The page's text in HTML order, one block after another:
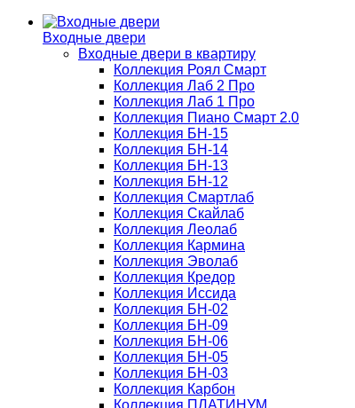
Входные двери
Входные двери в квартиру
Коллекция Роял Смарт
Коллекция Лаб 2 Про
Коллекция Лаб 1 Про
Коллекция Пиано Смарт 2.0
Коллекция БН-15
Коллекция БН-14
Коллекция БН-13
Коллекция БН-12
Коллекция Смартлаб
Коллекция Скайлаб
Коллекция Леолаб
Коллекция Кармина
Коллекция Эволаб
Коллекция Кредор
Коллекция Иссида
Коллекция БН-02
Коллекция БН-09
Коллекция БН-06
Коллекция БН-05
Коллекция БН-03
Коллекция Карбон
Коллекция ПЛАТИНУМ